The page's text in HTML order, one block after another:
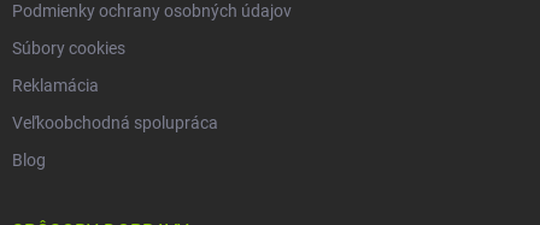
Podmienky ochrany osobných údajov
Súbory cookies
Reklamácia
Veľkoobchodná spolupráca
Blog